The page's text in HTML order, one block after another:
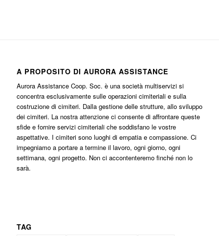
A PROPOSITO DI AURORA ASSISTANCE
Aurora Assistance Coop. Soc. è una società multiservizi si
concentra esclusivamente sulle operazioni cimiteriali e sulla
costruzione di cimiteri. Dalla gestione delle strutture, allo sviluppo
dei cimiteri. La nostra attenzione ci consente di affrontare queste
sfide e fornire servizi cimiteriali che soddisfano le vostre
aspettative. I cimiteri sono luoghi di empatia e compassione. Ci
impegniamo a portare a termine il lavoro, ogni giorno, ogni
settimana, ogni progetto. Non ci accontenteremo finché non lo
sarà.
TAG